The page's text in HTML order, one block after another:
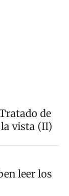
de
la vista (II)
leer los